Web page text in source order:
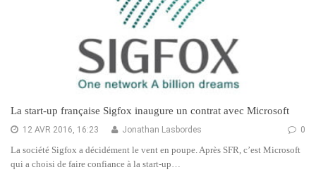
La start-up française Sigfox inaugure un contrat avec Microsoft
12 AVR 2016, 16:23 0
Jonathan Lasbordes
La société Sigfox a décidément le vent en poupe. Après SFR, c’est Microsoft
qui a choisi de faire confiance à la start-up…